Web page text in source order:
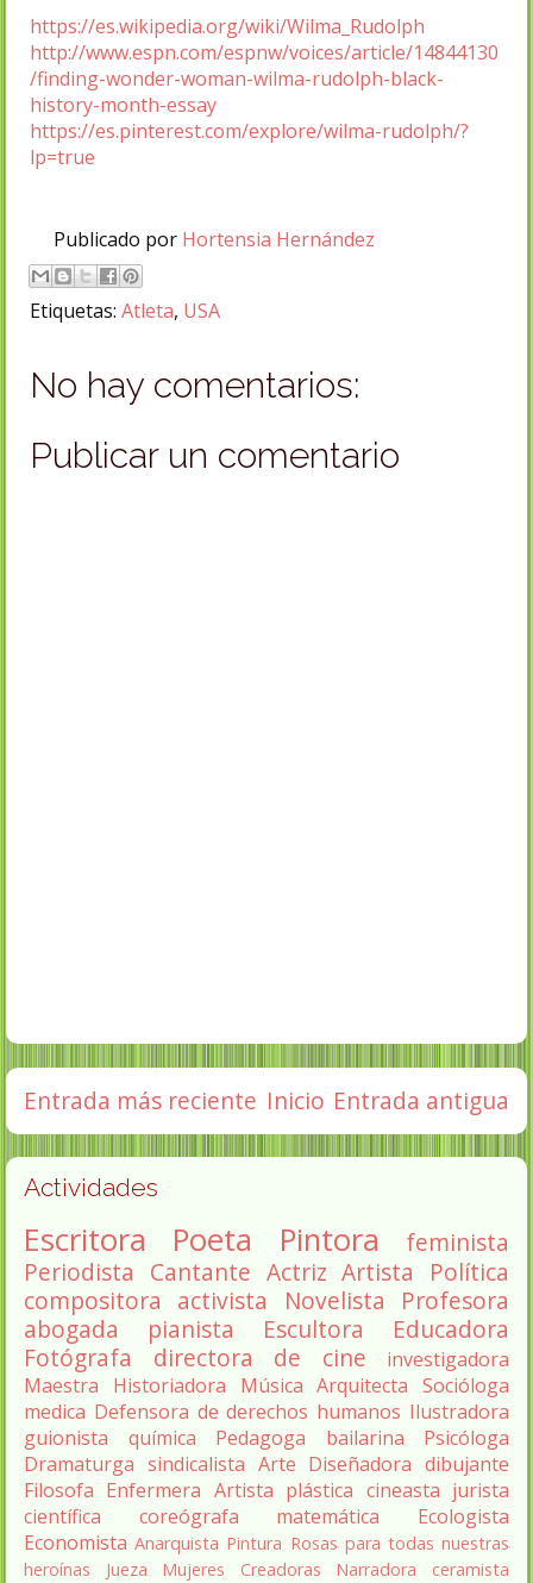
https://es.wikipedia.org/wiki/Wilma_Rudolph
http://www.espn.com/espnw/voices/article/14844130
/finding-wonder-woman-wilma-rudolph-black-
history-month-essay
https://es.pinterest.com/explore/wilma-rudolph/?
lp=true
Publicado por Hortensia Hernández
Etiquetas: Atleta, USA
No hay comentarios:
Publicar un comentario
Entrada más reciente Entrada antigua
Inicio
Actividades
Escritora Poeta Pintora
feminista
Periodista Cantante Actriz Artista
Política
compositora activista Novelista
Profesora
abogada
pianista Escultora
Educadora
Fotógrafa
directora de cine
investigadora
Maestra
Historiadora Música Arquitecta Socióloga
medica Defensora de derechos humanos Ilustradora
guionista
química Pedagoga bailarina
Psicóloga
Dramaturga sindicalista Arte Diseñadora dibujante
Filosofa Enfermera Artista plástica cineasta jurista
científica
coreógrafa matemática
Ecologista
Economista Anarquista Pintura Rosas para todas nuestras
heroínas
Jueza Mujeres Creadoras Narradora
ceramista